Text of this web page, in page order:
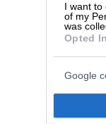
I want to
of my
was
Opted In
Google